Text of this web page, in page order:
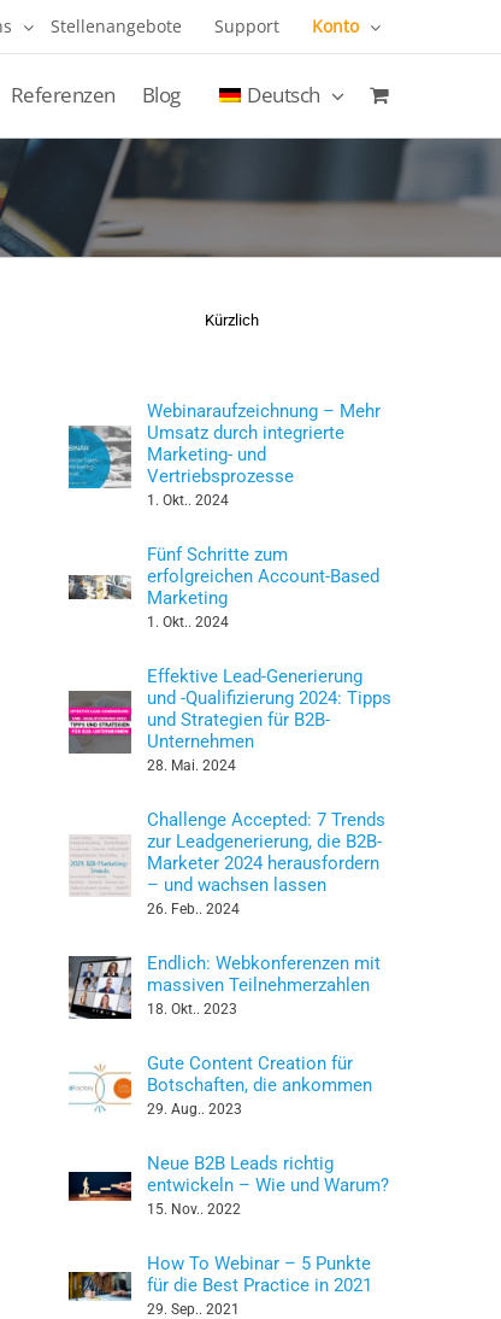
Stellenangebote Support Konto
Referenzen Blog Deutsch
Kürzlich
Webinaraufzeichnung – Mehr
Umsatz durch integrierte
Marketing- und
Vertriebsprozesse
1. Okt.. 2024
Fünf Schritte zum
erfolgreichen Account-Based
Marketing
1. Okt.. 2024
Effektive Lead-Generierung
und -Qualifizierung 2024: Tipps
und Strategien für B2B-
Unternehmen
28. Mai. 2024
Challenge Accepted: 7 Trends
zur Leadgenerierung, die B2B-
Marketer 2024 herausfordern
– und wachsen lassen
26. Feb.. 2024
Endlich: Webkonferenzen mit
massiven Teilnehmerzahlen
18. Okt.. 2023
Gute Content Creation für
Botschaften, die ankommen
29. Aug.. 2023
Neue B2B Leads richtig
entwickeln – Wie und Warum?
15. Nov.. 2022
How To Webinar – 5 Punkte
für die Best Practice in 2021
29. Sep.. 2021